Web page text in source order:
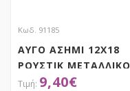
Κωδ. 91185
ΑΥΓΟ ΑΣΗΜΙ 12Χ18
ΡΟΥΣΤΙΚ ΜΕΤΑΛΛΙΚΟ
9,40€